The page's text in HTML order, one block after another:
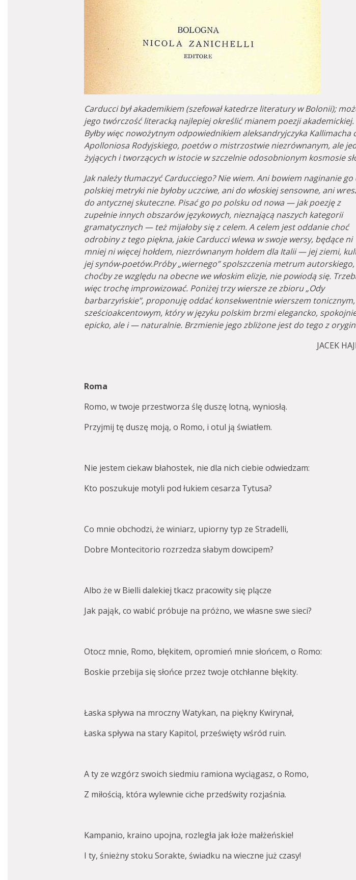
Carducci był akademikiem (szefował katedrze literatury w Bolonii);
jego twórczość literacką najlepiej określić mianem poezji akademickiej.
Byłby więc nowożytnym odpowiednikiem aleksandryjczyka Kallimacha
Apolloniosa Rodyjskiego, poetów o mistrzostwie niezrównanym, ale
żyjących i tworzących w istocie w szczelnie odosobnionym kosmosie
Jak należy tłumaczyć Carducciego? Nie wiem. Ani bowiem naginanie go
polskiej metryki nie byłoby uczciwe, ani do włoskiej sensowne, ani
do antycznej skuteczne. Pisać go po polsku od nowa — jak poezję z
zupełnie innych obszarów językowych, nieznającą naszych kategorii
gramatycznych — też mijałoby się z celem. A celem jest oddanie choć
odrobiny z tego piękna, jakie Carducci wlewa w swoje wersy, będące ni
mniej ni więcej hołdem, niezrównanym hołdem dla Italii — jej ziemi,
jej synów-poetów.Próby „wiernego” spolszczenia metrum autorskiego,
choćby ze względu na obecne we włoskim elizje, nie powiodą się.
więc trochę improwizować. Poniżej trzy wiersze ze zbioru „Ody
barbarzyńskie”, proponuję oddać konsekwentnie wierszem tonicznym,
sześcioakcentowym, który w języku polskim brzmi elegancko,
epicko, ale i — naturalnie. Brzmienie jego zbliżone jest do tego z
JACEK
Roma
Romo, w twoje przestworza ślę duszę lotną, wyniosłą.
Przyjmij tę duszę moją, o Romo, i otul ją światłem.
Nie jestem ciekaw błahostek, nie dla nich ciebie odwiedzam:
Kto poszukuje motyli pod łukiem cesarza Tytusa?
Co mnie obchodzi, że winiarz, upiorny typ ze Stradelli,
Dobre Montecitorio rozrzedza słabym dowcipem?
Albo że w Bielli dalekiej tkacz pracowity się plącze
Jak pająk, co wabić próbuje na próżno, we własne swe sieci?
Otocz mnie, Romo, błękitem, opromień mnie słońcem, o Romo:
Boskie przebija się słońce przez twoje otchłanne błękity.
Łaska spływa na mroczny Watykan, na piękny Kwirynał,
Łaska spływa na stary Kapitol, prześwięty wśród ruin.
A ty ze wzgórz swoich siedmiu ramiona wyciągasz, o Romo,
Z miłością, która wylewnie ciche przedświty rozjaśnia.
Kampanio, kraino upojna, rozległa jak łoże małżeńskie!
I ty, śnieżny stoku Sorakte, świadku na wieczne już czasy!